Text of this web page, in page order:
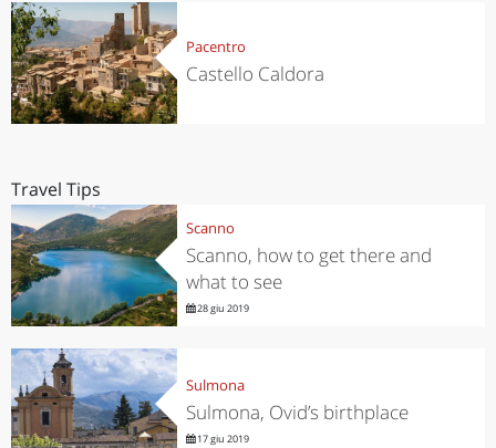
Pacentro
Castello Caldora
Travel Tips
Scanno
Scanno, how to get there and
what to see
28 giu 2019
Sulmona
Sulmona, Ovid’s birthplace
17 giu 2019